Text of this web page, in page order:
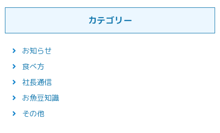
カテゴリー
お知らせ
食べ方
社長通信
お魚豆知識
その他